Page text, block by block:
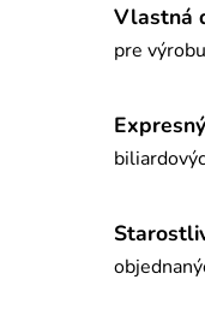
Vlastná
pre